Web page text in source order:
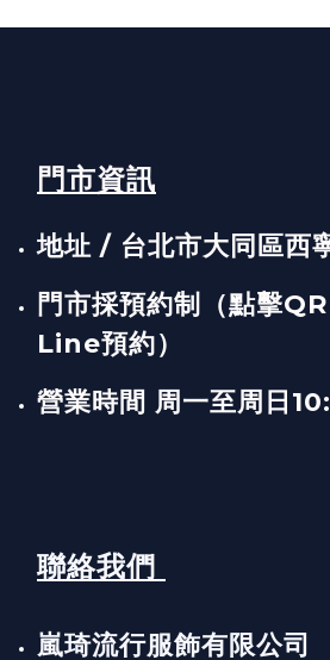
門市資訊
地址 / 台北市大同區西
門市採預約制（點擊
Line預約）
營業時間 周一至周日
聯絡我們
嵐琦流行服飾有限公司